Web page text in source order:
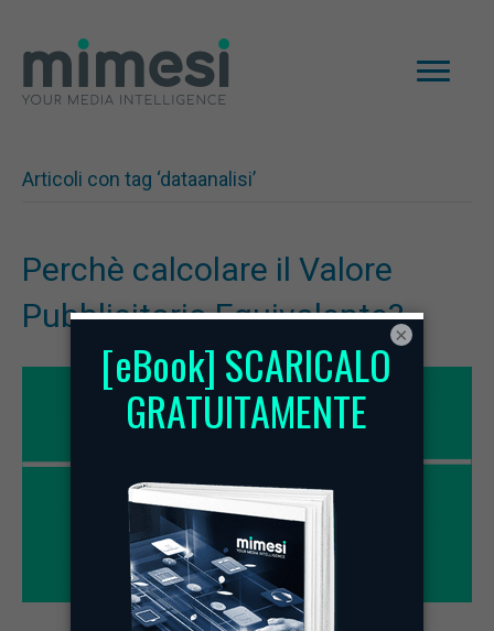
Articoli con tag ‘dataanalisi’
Perchè calcolare il Valore
Pubblicitario Equivalente?×